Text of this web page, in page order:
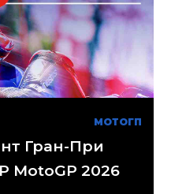
МОТОГП
Гран-При
MotoGP 2026